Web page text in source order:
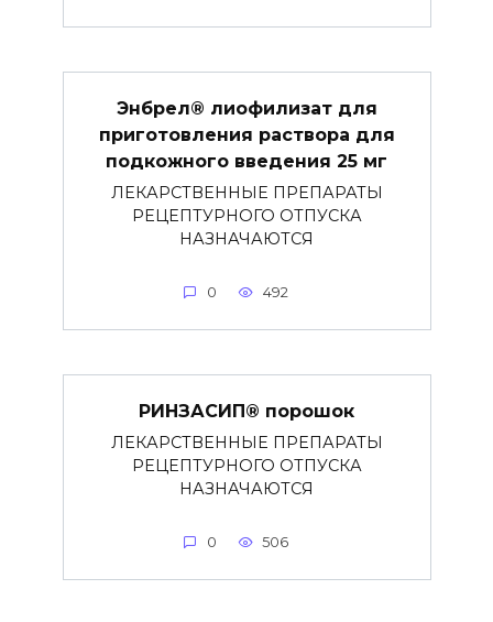
Энбрел® лиофилизат для
приготовления раствора для
подкожного введения 25 мг
ЛЕКАРСТВЕННЫЕ ПРЕПАРАТЫ
РЕЦЕПТУРНОГО ОТПУСКА
НАЗНАЧАЮТСЯ
0 492
РИНЗАСИП® порошок
ЛЕКАРСТВЕННЫЕ ПРЕПАРАТЫ
РЕЦЕПТУРНОГО ОТПУСКА
НАЗНАЧАЮТСЯ
0 506